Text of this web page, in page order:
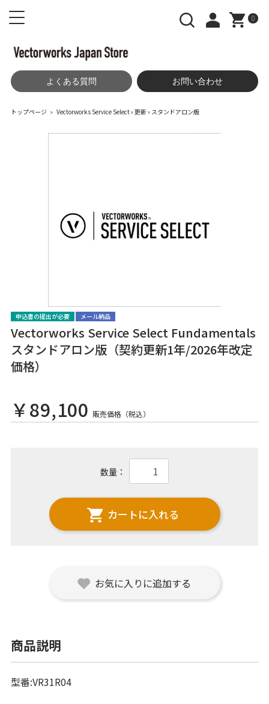
0
よくある質問 お問い合わせ
トップページ » Vectorworks Service Select»更新 » スタンドアロン版
申込書の提出が必要 メール納品
Vectorworks Service Select Fundamentals
スタンドアロン版（契約更新1年/2026年改定
価格）
￥89,100 販売価格（税込）
数量：
カートに入れる
お気に入りに追加する
商品説明
型番:VR31R04